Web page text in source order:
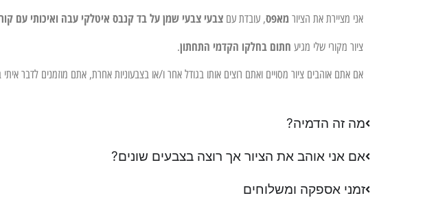
אני מציירת את הציור מאפס, עובדת עם צבעי צבעי שמן על בד קנבס איטלקי עבה ואיכותי עם
ציור מקורי שלי מגיע חתום בחלקו הקדמי התחתון.
אם אתם אוהבים ציור מסויים ואתם רוצים אותו בגודל אחר ו/או בצבעוניות אחרת, אתם מוזמנים לדבר
מה זה הדמיה?
אם אני אוהב את הציור אך רוצה בצבעים שונים?
זמני אספקה ומשלוחים